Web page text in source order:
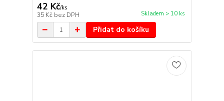
42 Kč/ks
35 Kč bez DPH Skladem > 10 ks
Přidat do košíku